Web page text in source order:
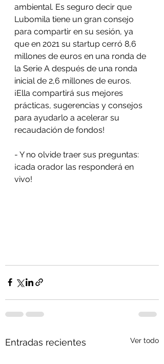
ambiental. Es seguro decir que
Lubomila tiene un gran consejo
para compartir en su sesión, ya
que en 2021 su startup cerró 8,6
millones de euros en una ronda de
la Serie A después de una ronda
inicial de 2,6 millones de euros.
¡Ella compartirá sus mejores
prácticas, sugerencias y consejos
para ayudarlo a acelerar su
recaudación de fondos!
- Y no olvide traer sus preguntas:
¡cada orador las responderá en
vivo!
Entradas recientes Ver todo